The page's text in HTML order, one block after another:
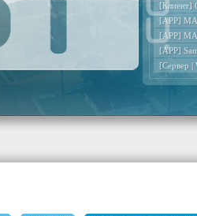
[Клиент]
[APP]
[APP]
[APP]
[Сервер |